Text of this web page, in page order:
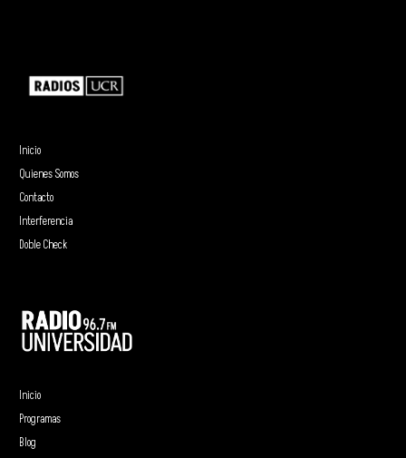
Inicio
Quienes Somos
Contacto
Interferencia
Doble Check
Inicio
Programas
Blog